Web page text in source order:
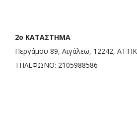
2o ΚΑΤΑΣΤΗΜΑ
Περγάμου 89, Αιγάλεω, 12242,
ΤΗΛΕΦΩΝΟ: 2105988586